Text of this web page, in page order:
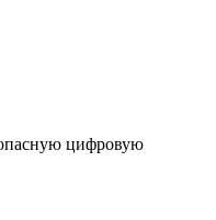
цифровую